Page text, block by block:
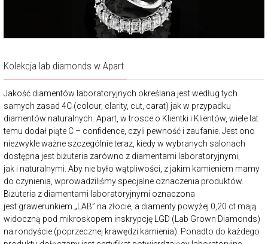
Kolekcja lab diamonds w Apart
Jakość diamentów laboratoryjnych określana jest według tych
samych zasad 4C (colour, clarity, cut, carat) jak w przypadku
diamentów naturalnych. Apart, w trosce o Klientki i Klientów, wiele lat
temu dodał piąte C – confidence, czyli pewność i zaufanie. Jest ono
niezwykle ważne szczególnie teraz, kiedy w wybranych salonach
dostępna jest biżuteria zarówno z diamentami laboratoryjnymi,
jak i naturalnymi. Aby nie było wątpliwości, z jakim kamieniem mamy
do czynienia, wprowadziliśmy specjalne oznaczenia produktów.
Biżuteria z diamentami laboratoryjnymi oznaczona
jest grawerunkiem „LAB” na złocie, a diamenty powyżej 0,20 ct mają
widoczną pod mikroskopem inskrypcję LGD (Lab Grown Diamonds)
na rondyście (poprzecznej krawędzi kamienia). Ponadto do każdego